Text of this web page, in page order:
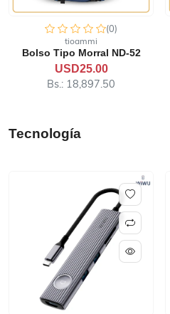
(0)
tioammi
Bolso Tipo Morral ND-52
USD25.00
Bs.: 18,897.50
Tecnología